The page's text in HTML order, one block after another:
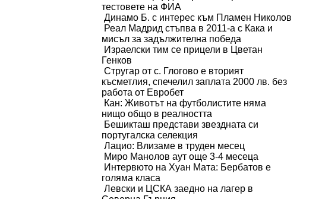
тестовете на ФИА
Динамо Б. с интерес към Пламен Николов
Реал Мадрид стъпва в 2011-а с Кака и
мисъл за задължителна победа
Израелски тим се прицели в Цветан
Генков
Стругар от с. Глогово е вторият
късметлия, спечелил заплата 2000 лв. без
работа от Евробет
Кан: Животът на футболистите няма
нищо общо в реалността
Бешикташ представи звездната си
португалска селекция
Лацио: Влизаме в труден месец
Миро Манолов аут още 3-4 месеца
Интервюто на Хуан Мата: Бербатов е
голяма класа
Левски и ЦСКА заедно на лагер в